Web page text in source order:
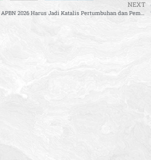
NEXT
Budisatrio: APBN 2026 Harus Jadi Katalis Pertumbuhan dan Pemerataan Ekonomi